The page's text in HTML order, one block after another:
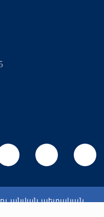
անվան պետական